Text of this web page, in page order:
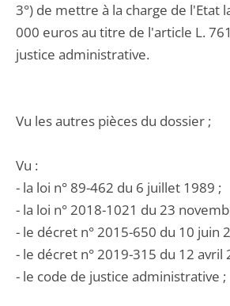
3°) de mettre à la charge de l'Etat
000 euros au titre de l'article L.
justice administrative.
Vu les autres pièces du dossier ;
Vu :
- la loi n° 89-462 du 6 juillet 1989 ;
- la loi n° 2018-1021 du 23
- le décret n° 2015-650 du 10 juin
- le décret n° 2019-315 du 12 avril
- le code de justice administrative ;